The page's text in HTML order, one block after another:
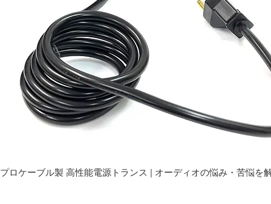
プロケーブル製 高性能電源トランス | オーディオの悩み・苦悩を